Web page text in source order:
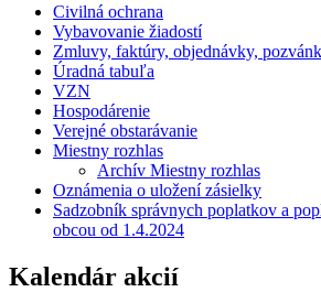
Civilná ochrana
Vybavovanie žiadostí
Zmluvy, faktúry, objednávky,
Úradná tabuľa
VZN
Hospodárenie
Verejné obstarávanie
Miestny rozhlas
Archív Miestny rozhlas
Oznámenia o uložení zásielky
Sadzobník správnych poplatkov a
obcou od 1.4.2024
Kalendár akcií